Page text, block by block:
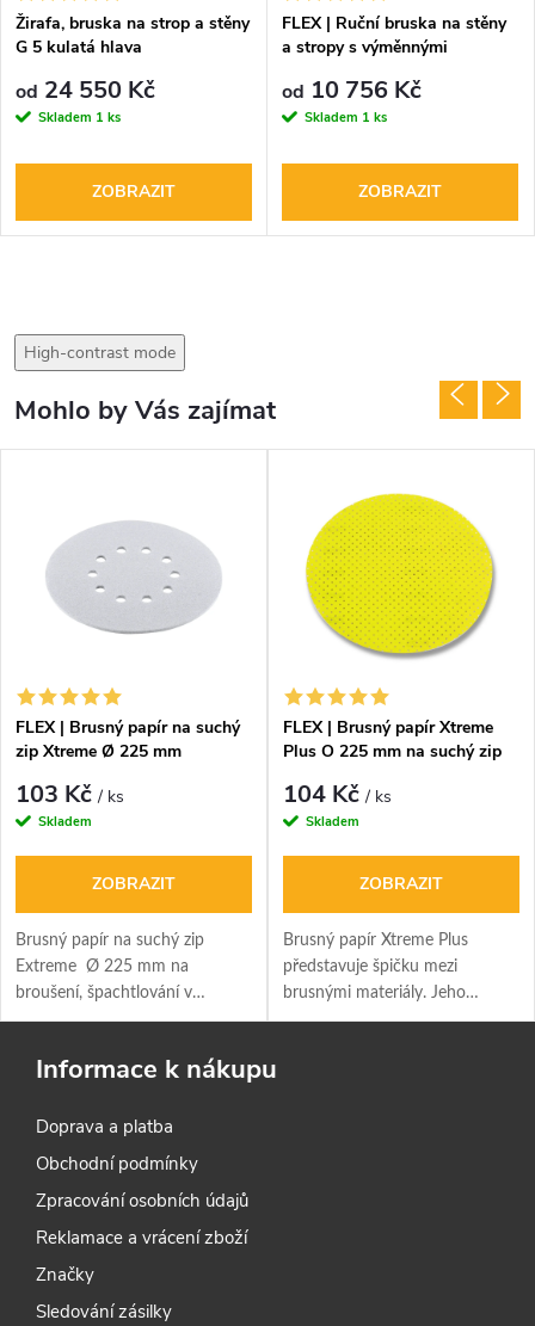
Žirafa, bruska na strop a stěny
G 5 kulatá hlava
od 24 550 Kč
Skladem 1 ks
ZOBRAZIT
FLEX | Ruční bruska na stěny
a stropy s výměnnými
od 10 756 Kč
Skladem 1 ks
ZOBRAZIT
High-contrast mode
Mohlo by Vás zajímat
FLEX | Brusný papír na suchý
zip Xtreme Ø 225 mm
103 Kč/ ks
Skladem
ZOBRAZIT
Brusný papír na suchý zip
Extreme Ø 225 mm na
broušení, špachtlování v
suchých stavbách, s odsávacími
FLEX | Brusný papír Xtreme
Plus O 225 mm na suchý zip
104 Kč/ ks
Skladem
ZOBRAZIT
Brusný papír Xtreme Plus
představuje špičku mezi
brusnými materiály. Jeho
vysoká kvalita zajišťuje perfektní
Informace k nákupu
Doprava a platba
Obchodní podmínky
Zpracování osobních údajů
Reklamace a vrácení zboží
Značky
Sledování zásilky